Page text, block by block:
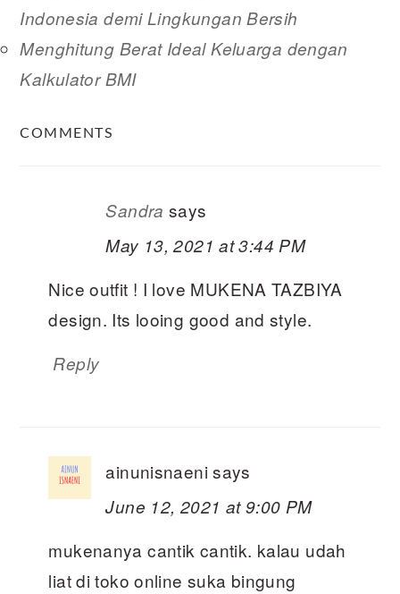
Indonesia demi Lingkungan Bersih
Menghitung Berat Ideal Keluarga dengan
Kalkulator BMI
COMMENTS
Sandra says
May 13, 2021 at 3:44 PM
Nice outfit ! I love MUKENA TAZBIYA
design. Its looing good and style.
Reply
ainunisnaeni says
June 12, 2021 at 9:00 PM
mukenanya cantik cantik. kalau udah
liat di toko online suka bingung